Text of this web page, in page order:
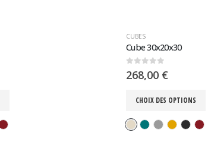
CUBES
Cube 30x20x30
0sur 5
268,00 €
CHOIX DES OPTIONS